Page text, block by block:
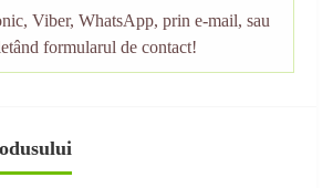
Viber, WhatsApp, prin e-mail, sau
formularul de contact!